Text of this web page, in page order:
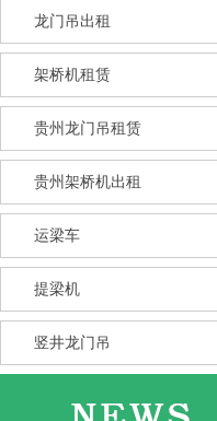
龙门吊出租
架桥机租赁
贵州龙门吊租赁
贵州架桥机出租
运梁车
提梁机
竖井龙门吊